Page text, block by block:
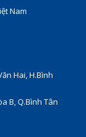
Nam
Hai, H.Bình
B, Q.Bình Tân